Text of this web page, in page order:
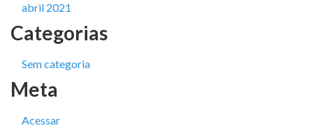
abril 2021
Categorias
Sem categoria
Meta
Acessar